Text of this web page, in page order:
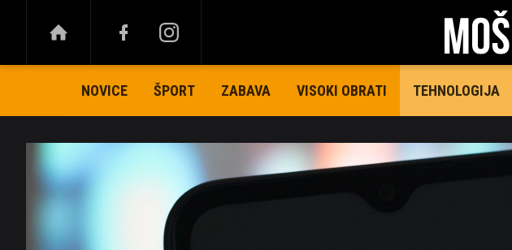
NOVICE ŠPORT ZABAVA VISOKI OBRATI TEHNOLOGIJA